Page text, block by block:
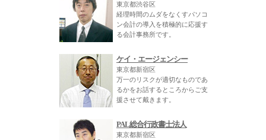
東京都渋谷区
経理時間のムダをなくすパソコ
ン会計の導入を積極的に応援す
る会計事務所です。
ケイ・エージェンシー
東京都新宿区
万一のリスクが適切なものであ
るかをお話するところからご支
援させて戴きます。
PAL総合行政書士法人
東京都新宿区